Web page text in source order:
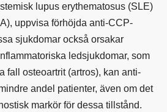
lupus erythematosus (SLE)
uppvisa förhöjda anti-CCP-
sjukdomar också orsakar
ledsjukdomar, som
fall osteoartrit (artros), kan anti-
andel patienter, även om det
markör för dessa tillstånd.